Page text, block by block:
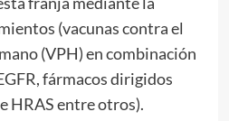
(vacunas contra el
(VPH) en combinación
fármacos dirigidos
HRAS entre otros).